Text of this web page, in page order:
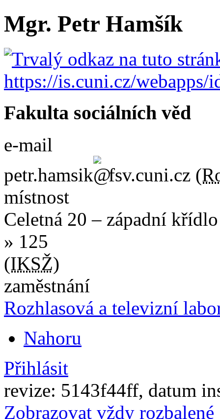
Mgr. Petr Hamšík
Fakulta sociálních věd
e-mail
petr.hamsik
fsv.cuni.cz (
místnost
Celetná 20 – západní
» 125
(IKSŽ)
zaměstnání
Rozhlasová a televizní
Nahoru
Přihlásit
revize: 5143f44ff, datum
Zobrazovat vždy rozbalené